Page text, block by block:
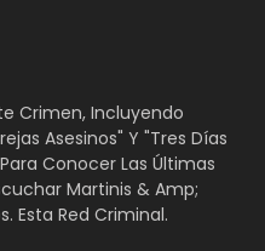
Crimen, Incluyendo
Asesinos" Y "Tres Días
Conocer Las Últimas
Martinis & Amp;
Esta Red Criminal.